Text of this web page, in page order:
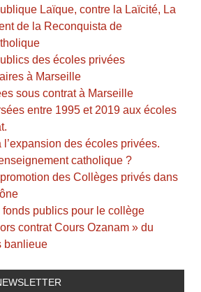
Laïque, contre la Laïcité, La
de la Reconquista de
des écoles privées
à Marseille
sous contrat à Marseille
entre 1995 et 2019 aux écoles
l’expansion des écoles privées.
catholique ?
des Collèges privés dans
publics pour le collège
contrat Cours Ozanam » du
banlieue